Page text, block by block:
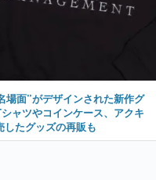
場面”がデザインされた新作グ
ャツやコインケース、アクキ
たグッズの再販も